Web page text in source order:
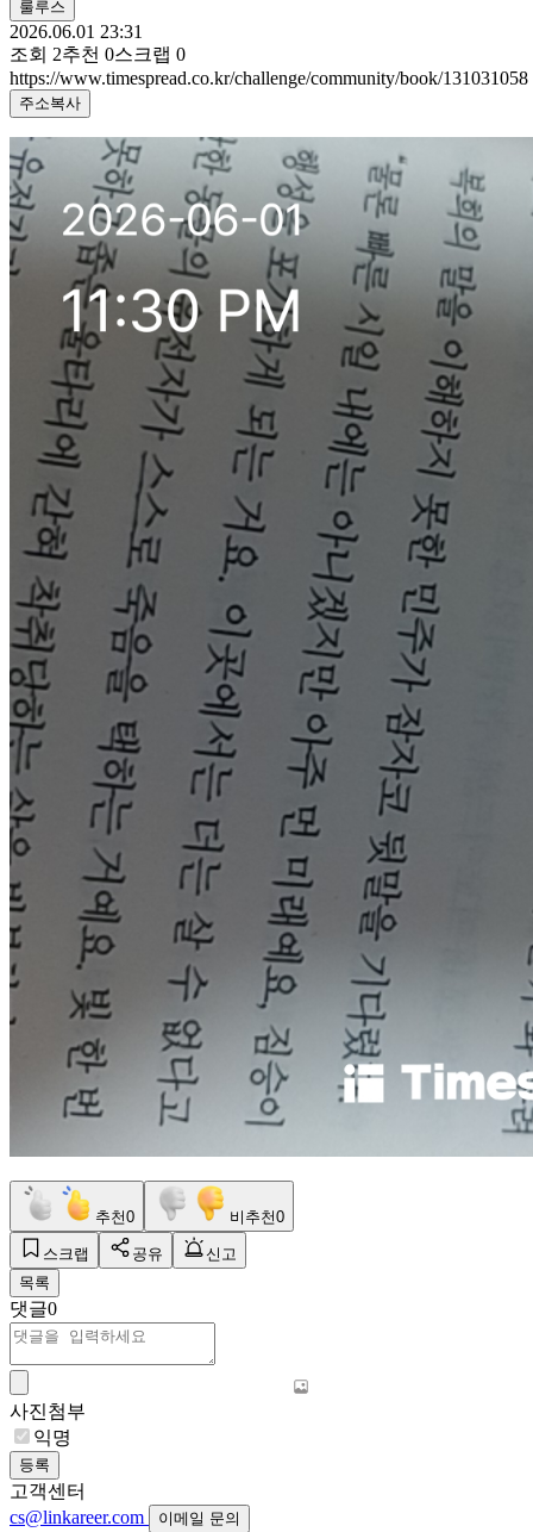
룰루스
2026.06.01 23:31
조회 2추천 0스크랩 0
https://www.timespread.co.kr/challenge/community/book/131031058
주소복사
추천0 비추천0
스크랩 공유
신고
목록
댓글0
사진첨부
익명
등록
고객센터
cs@linkareer.com
이메일 문의